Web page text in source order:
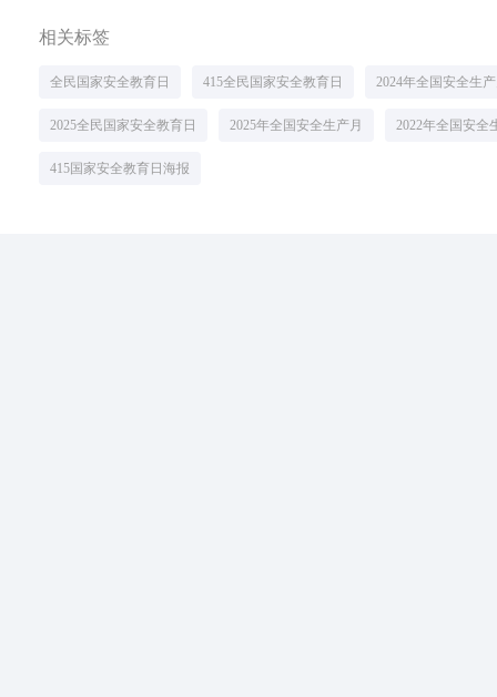
相关标签
全民国家安全教育日 415全民国家安全教育日 2024年全国安全生
2025全民国家安全教育日 2025年全国安全生产月 2022年全国安全
415国家安全教育日海报